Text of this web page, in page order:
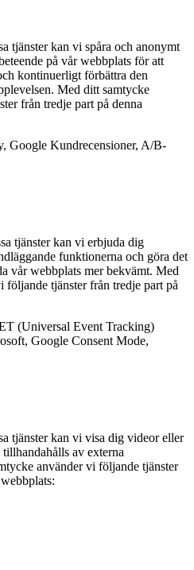
tjänster kan vi spåra och anonymt
på vår webbplats för att
kontinuerligt förbättra den
Med ditt samtycke
från tredje part på denna
Google Kundrecensioner, A/B-
tjänster kan vi erbjuda dig
funktionerna och göra det
vår webbplats mer bekvämt. Med
följande tjänster från tredje part på
(Universal Event Tracking)
Google Consent Mode,
tjänster kan vi visa dig videor eller
av externa
använder vi följande tjänster